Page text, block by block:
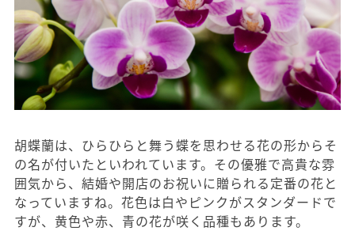
胡蝶蘭は、ひらひらと舞う蝶を思わせる花の形からそ
の名が付いたといわれています。その優雅で高貴な雰
囲気から、結婚や開店のお祝いに贈られる定番の花と
なっていますね。花色は白やピンクがスタンダードで
すが、黄色や赤、青の花が咲く品種もあります。